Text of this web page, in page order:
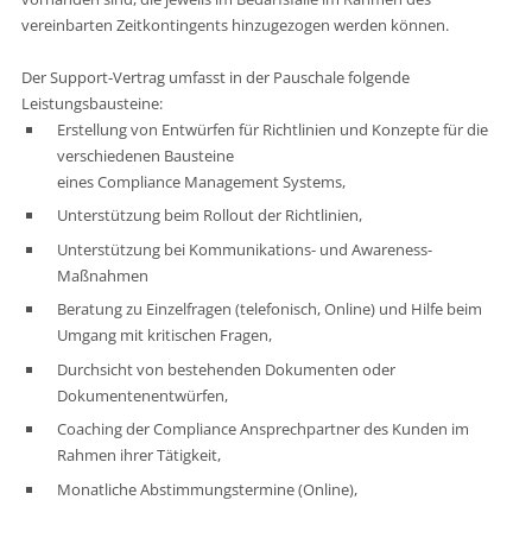
vereinbarten Zeitkontingents hinzugezogen werden können.
Der Support-Vertrag umfasst in der Pauschale folgende
Leistungsbausteine:
Erstellung von Entwürfen für Richtlinien und Konzepte für die
verschiedenen Bausteine
eines Compliance Management Systems,
Unterstützung beim Rollout der Richtlinien,
Unterstützung bei Kommunikations- und Awareness-
Maßnahmen
Beratung zu Einzelfragen (telefonisch, Online) und Hilfe beim
Umgang mit kritischen Fragen,
Durchsicht von bestehenden Dokumenten oder
Dokumentenentwürfen,
Coaching der Compliance Ansprechpartner des Kunden im
Rahmen ihrer Tätigkeit,
Monatliche Abstimmungstermine (Online),